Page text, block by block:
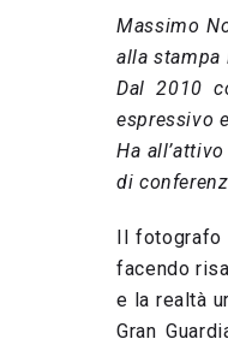
Massimo
alla stampa
Dal 2010
espressivo
Ha
di
Il
facendo
e la realtà
Gran